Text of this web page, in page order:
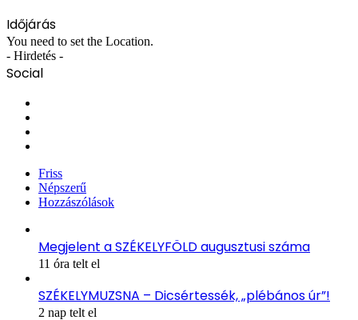
Időjárás
You need to set the Location.
- Hirdetés -
Social
Friss
Népszerű
Hozzászólások
Megjelent a SZÉKELYFÖLD augusztusi száma
11 óra telt el
SZÉKELYMUZSNA – Dicsértessék, „plébános úr”!
2 nap telt el